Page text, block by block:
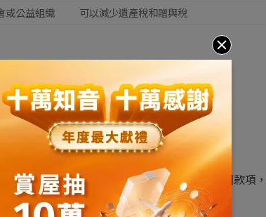
或公益組織 可以減少遺產稅和贈與稅
保管，就算發生交易糾紛，也能確保買方拿回款項